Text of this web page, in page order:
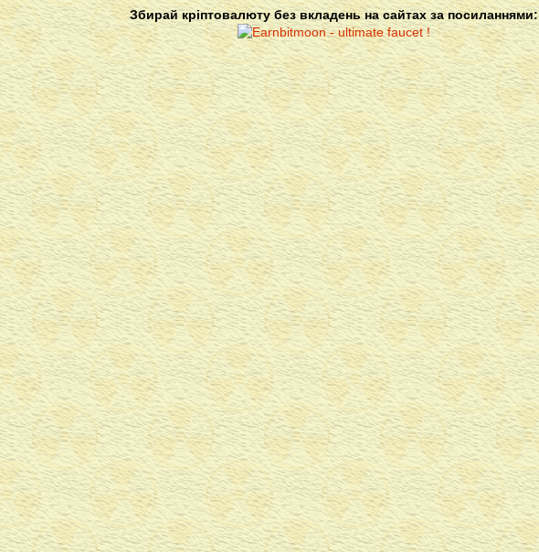
Збирай кріптовалюту без вкладень на сайтах за посиланнями: